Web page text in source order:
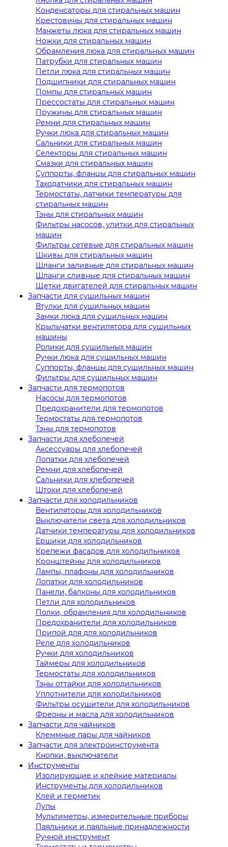
Конденсаторы для стиральных машин
Крестовины для стиральных машин
Манжеты люка для стиральных машин
Ножки для стиральных машин
Обрамления люка для стиральных машин
Патрубки для стиральных машин
Петли люка для стиральных машин
Подшипники для стиральных машин
Помпы для стиральных машин
Прессостаты для стиральных машин
Пружины для стиральных машин
Ремни для стиральных машин
Ручки люка для стиральных машин
Сальники для стиральных машин
Селекторы для стиральных машин
Смазки для стиральных машин
Суппорты, фланцы для стиральных машин
Таходатчики для стиральных машин
Термостаты, датчики температуры для
стиральных машин
Тэны для стиральных машин
Фильтры насосов, улитки для стиральных
машин
Фильтры сетевые для стиральных машин
Шкивы для стиральных машин
Шланги заливные для стиральных машин
Шланги сливные для стиральных машин
Щетки двигателей для стиральных машин
Запчасти для сушильных машин
Втулки для сушильных машин
Замки люка для сушильных машин
Крыльчатки вентилятора для сушильных
машины
Ролики для сушильных машин
Ручки люка для сушильных машин
Суппорты, фланцы для сушильных машин
Фильтры для сушильных машин
Запчасти для термопотов
Насосы для термопотов
Предохранители для термопотов
Термостаты для термопотов
Тэны для термопотов
Запчасти для хлебопечей
Аксессуары для хлебопечей
Лопатки для хлебопечей
Ремни для хлебопечей
Сальники для хлебопечей
Штоки для хлебопечей
Запчасти для холодильников
Вентиляторы для холодильников
Выключатели света для холодильников
Датчики температуры для холодильников
Ершики для холодильников
Крепежи фасадов для холодильников
Кронштейны для холодильников
Лампы, плафоны для холодильников
Лопатки для холодильников
Панели, балконы для холодильников
Петли для холодильников
Полки, обрамления для холодильников
Предохранители для холодильников
Припой для для холодильников
Реле для холодильников
Ручки для холодильников
Таймеры для холодильников
Термостаты для холодильников
Тэны оттайки для холодильников
Уплотнители для холодильников
Фильтры осушители для холодильников
Фреоны и масла для холодильников
Запчасти для чайников
Клеммные пары для чайников
Запчасти для электроинструмента
Кнопки, выключатели
Инструменты
Изолирующие и клейкие материалы
Инструменты для холодильников
Клей и герметик
Лупы
Мультиметры, измерительные приборы
Паяльники и паяльные принадлежности
Ручной инструмент